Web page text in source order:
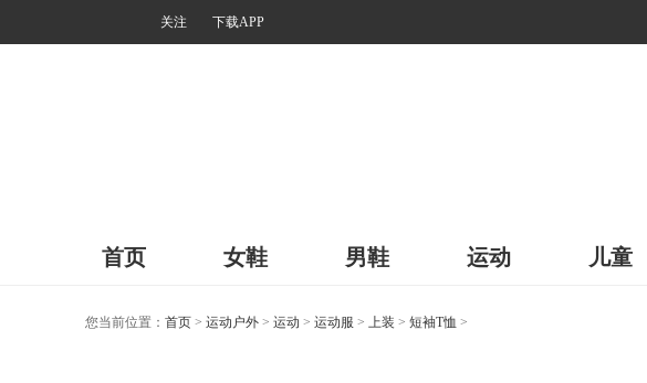
关注 下载APP
首页 女鞋 男鞋 运动 儿童
您当前位置： 首页 > 运动户外 > 运动 > 运动服 > 上装 > 短袖T恤 >